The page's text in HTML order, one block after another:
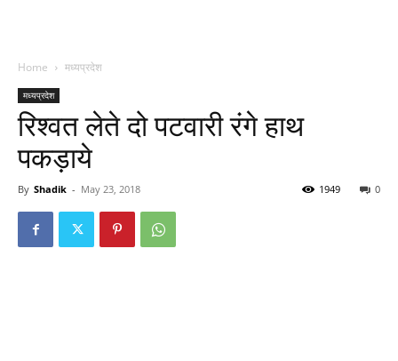
Home मध्यप्रदेश
मध्यप्रदेश
रिश्वत लेते दो पटवारी रंगे हाथ
पकड़ाये
By Shadik - May 23, 2018 0
1949